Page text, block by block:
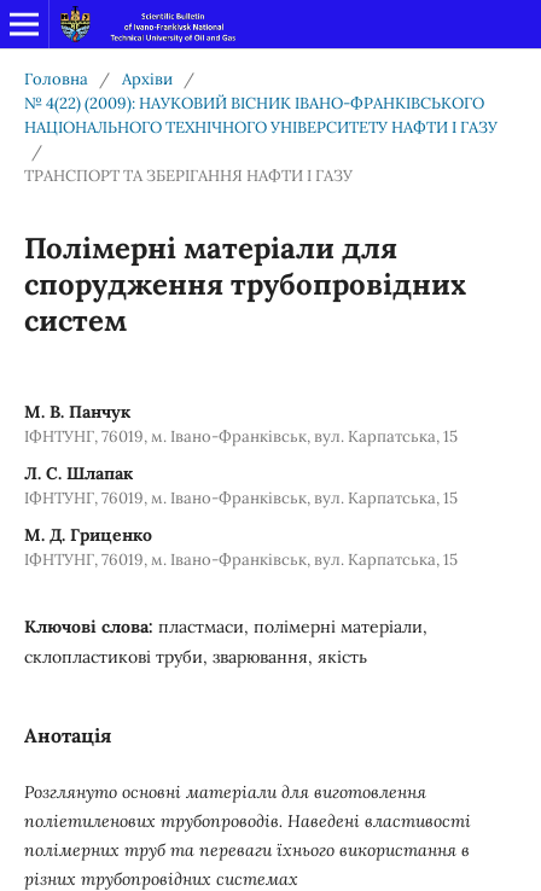
Головна / Архіви
/
№ 4(22) (2009): НАУКОВИЙ ВІСНИК ІВАНО-ФРАНКІВСЬКОГО
НАЦІОНАЛЬНОГО ТЕХНІЧНОГО УНІВЕРСИТЕТУ НАФТИ І ГАЗУ
/
ТРАНСПОРТ ТА ЗБЕРІГАННЯ НАФТИ І ГАЗУ
Полімерні матеріали для
спорудження трубопровідних
систем
М. В. Панчук
ІФНТУНГ, 76019, м. Івано-Франківськ, вул. Карпатська, 15
Л. С. Шлапак
ІФНТУНГ, 76019, м. Івано-Франківськ, вул. Карпатська, 15
М. Д. Гриценко
ІФНТУНГ, 76019, м. Івано-Франківськ, вул. Карпатська, 15
Ключові слова: пластмаси, полімерні матеріали,
склопластикові труби, зварювання, якість
Анотація
Розглянуто основні матеріали для виготовлення
поліетиленових трубопроводів. Наведені властивості
полімерних труб та переваги їхнього використання в
різних трубопровідних системах